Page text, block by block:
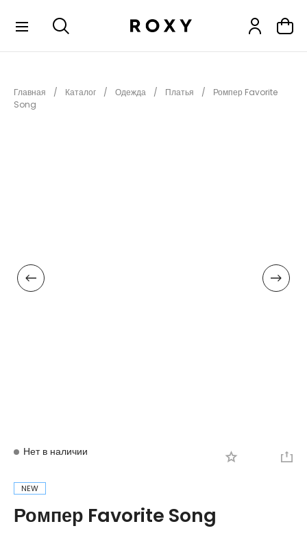
НОВИНКИ
АКСЕССУАРЫ
Главная Каталог Одежда Платья
Ромпер Favorite
Song
Нет в наличии
NEW
Ромпер Favorite Song